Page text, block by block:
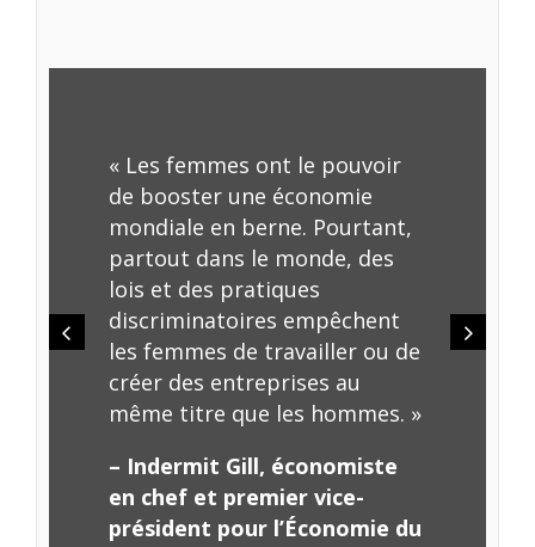
législations. Pour l’ensemble des
190 économies étudiées, la publication révèle
ainsi de lourdes failles dans l’application des
Comment les pouvoirs publics, le secteur
privé et la société civile peuvent-ils agir pour
lever les obstacles qui, dans les lois, les
politiques et les institutions, empêchent
d'avancer vers l’égalité des sexes ? Cette
question sera au cœur des discussions, avec
en toile de fond un message clair : en
« Les femmes ont le pouvoir
de booster une économie
mondiale en berne. Pourtant,
partout dans le monde, des
lois et des pratiques
discriminatoires empêchent
les femmes de travailler ou de
créer des entreprises au
même titre que les hommes. »
– Indermit Gill, économiste
en chef et premier vice-
président pour l’Économie du